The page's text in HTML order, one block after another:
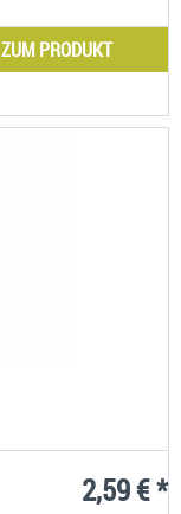
ZUM PRODUKT
2,59 € *